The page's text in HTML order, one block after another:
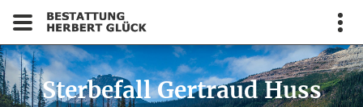
Sterbefall Gertraud Huss